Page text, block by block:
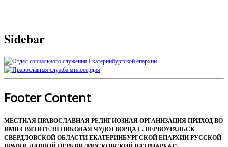
Sidebar
Footer Content
МЕСТНАЯ ПРАВОСЛАВНАЯ РЕЛИГИОЗНАЯ ОРГАНИЗАЦИЯ ПРИХОД ВО
ИМЯ СВЯТИТЕЛЯ НИКОЛАЯ ЧУДОТВОРЦА Г. ПЕРВОУРАЛЬСК
СВЕРДЛОВСКОЙ ОБЛАСТИ ЕКАТЕРИНБУРГСКОЙ ЕПАРХИИ РУССКОЙ